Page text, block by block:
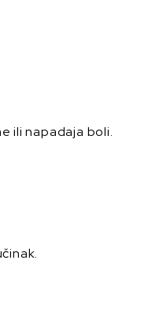
ili napadaja boli.